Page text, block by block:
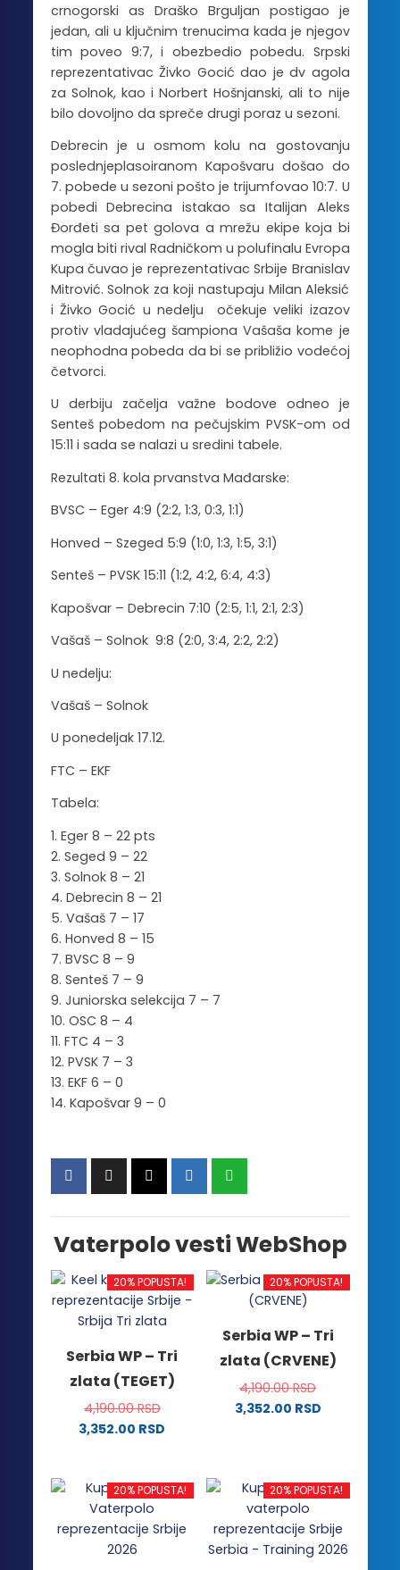
crnogorski as Draško Brguljan postigao je
jedan, ali u ključnim trenucima kada je njegov
tim poveo 9:7, i obezbedio pobedu. Srpski
reprezentativac Živko Gocić dao je dv agola
za Solnok, kao i Norbert Hošnjanski, ali to nije
bilo dovoljno da spreče drugi poraz u sezoni.
Debrecin je u osmom kolu na gostovanju
poslednjeplasoiranom Kapošvaru došao do
7. pobede u sezoni pošto je trijumfovao 10:7. U
pobedi Debrecina istakao sa Italijan Aleks
Đorđeti sa pet golova a mrežu ekipe koja bi
mogla biti rival Radničkom u polufinalu Evropa
Kupa čuvao je reprezentativac Srbije Branislav
Mitrović. Solnok za koji nastupaju Milan Aleksić
i Živko Gocić u nedelju očekuje veliki izazov
protiv vladajućeg šampiona Vašaša kome je
neophodna pobeda da bi se približio vodećoj
četvorci.
U derbiju začelja važne bodove odneo je
Senteš pobedom na pečujskim PVSK-om od
15:11 i sada se nalazi u sredini tabele.
Rezultati 8. kola prvanstva Mađarske:
BVSC – Eger 4:9 (2:2, 1:3, 0:3, 1:1)
Honved – Szeged 5:9 (1:0, 1:3, 1:5, 3:1)
Senteš – PVSK 15:11 (1:2, 4:2, 6:4, 4:3)
Kapošvar – Debrecin 7:10 (2:5, 1:1, 2:1, 2:3)
Vašaš – Solnok 9:8 (2:0, 3:4, 2:2, 2:2)
U nedelju:
Vašaš – Solnok
U ponedeljak 17.12.
FTC – EKF
Tabela:
1. Eger 8 – 22 pts
2. Seged 9 – 22
3. Solnok 8 – 21
4. Debrecin 8 – 21
5. Vašaš 7 – 17
6. Honved 8 – 15
7. BVSC 8 – 9
8. Senteš 7 – 9
9. Juniorska selekcija 7 – 7
10. OSC 8 – 4
11. FTC 4 – 3
12. PVSK 7 – 3
13. EKF 6 – 0
14. Kapošvar 9 – 0
Vaterpolo vesti WebShop
20% POPUSTA!
Serbia WP – Tri
zlata (TEGET)
4,190.00RSD
3,352.00 RSD
ima
više
varijanti.
Opcije
20% POPUSTA!
Serbia WP – Tri
zlata (CRVENE)
4,190.00RSD
3,352.00 RSD
više
varijanti.
Opcije
mogu
20% POPUSTA! 20% POPUSTA!